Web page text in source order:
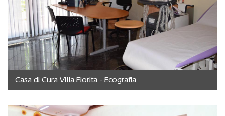
Casa di Cura Villa Fiorita - Ecografia